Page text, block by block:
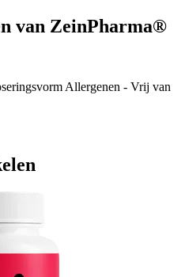
van ZeinPharma®
Allergenen - Vrij van